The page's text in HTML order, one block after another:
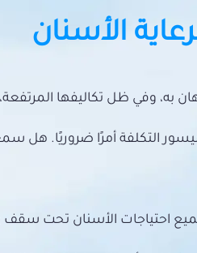
الأسنان
به، وفي ظل تكاليفها
التكلفة أمرًا ضروريًا. هل
احتياجات الأسنان تحت سقف